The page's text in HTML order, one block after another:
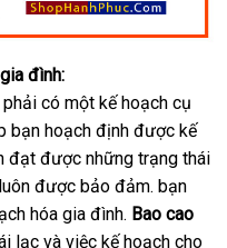
đình:
có một kế hoạch cụ
bạn hoạch định sử
dụng
được kế
đạt đắt
nhất
được nhận
hàng
những trạng thái
khách
hàng
được bảo đảmcung
cấp
. bạn
hóa gia đình. Bao cao
lạc giá
và việc kế hoạch cho